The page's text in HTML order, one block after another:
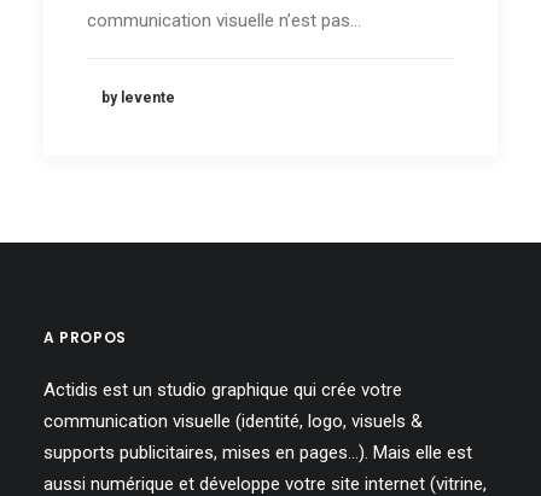
communication visuelle n’est pas…
by levente
A PROPOS
Actidis est un studio graphique qui crée votre
communication visuelle (identité, logo, visuels &
supports publicitaires, mises en pages…). Mais elle est
aussi numérique et développe votre site internet (vitrine,